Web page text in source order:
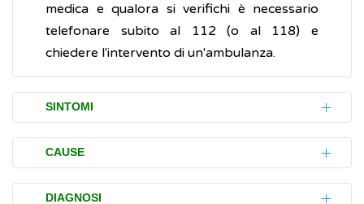
medica e qualora si verifichi è necessario
telefonare subito al 112 (o al 118) e
chiedere l'intervento di un'ambulanza.
SINTOMI
Inizialmente, la malattia di Addison può
essere difficile da individuare, perché i
sintomi iniziali sono simili a quelli di molte
CAUSE
La malattia di Addison si sviluppa quando lo
DIAGNOSI